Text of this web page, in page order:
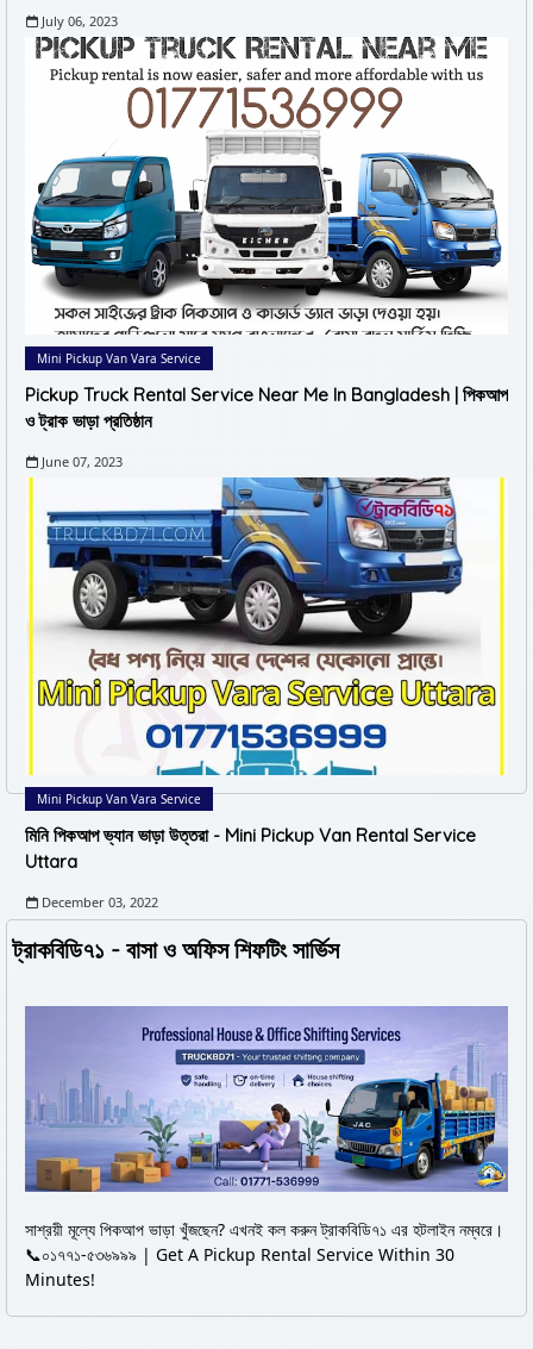
July 06, 2023
Mini Pickup Van Vara Service
Pickup Truck Rental Service Near Me In Bangladesh | পিকআপ
ও ট্রাক ভাড়া প্রতিষ্ঠান
June 07, 2023
Mini Pickup Van Vara Service
মিনি পিকআপ ভ্যান ভাড়া উত্তরা - Mini Pickup Van Rental Service
Uttara
December 03, 2022
ট্রাকবিডি৭১ - বাসা ও অফিস শিফটিং সার্ভিস
সাশ্রয়ী মূল্যে পিকআপ ভাড়া খুঁজছেন? এখনই কল করুন ট্রাকবিডি৭১ এর হটলাইন নম্বরে।
📞০১৭৭১-৫৩৬৯৯৯ | Get A Pickup Rental Service Within 30
Minutes!